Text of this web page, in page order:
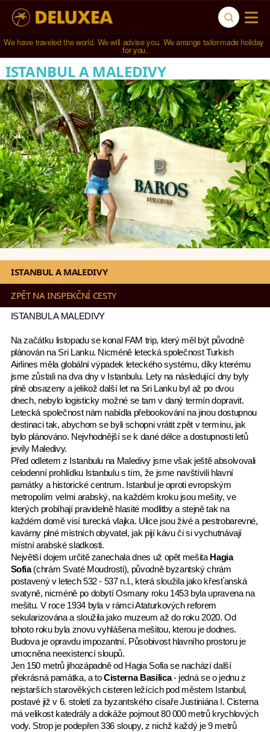
We have traveled the world. We will advise you. We arrange tailor-made holiday
for you.
ISTANBUL A MALEDIVY
ISTANBUL A MALEDIVY
ZPĚT NA INSPEKČNÍ CESTY
ISTANBUL A MALEDIVY
Na začátku listopadu se konal FAM trip, který měl být původně
plánován na Sri Lanku. Nicméně letecká společnost Turkish
Airlines měla globální výpadek leteckého systému, díky kterému
jsme zůstali na dva dny v Istanbulu. Lety na následující dny byly
plně obsazeny a jelikož další let na Sri Lanku byl až po dvou
dnech, nebylo logisticky možné se tam v daný termín dopravit.
Letecká společnost nám nabídla přebookování na jinou dostupnou
destinaci tak, abychom se byli schopni vrátit zpět v termínu, jak
bylo plánováno. Nejvhodnější se k dané délce a dostupnosti letů
jevily Maledivy.
Před odletem z Istanbulu na Maledivy jsme však ještě absolvovali
celodenní prohlídku Istanbulu s tím, že jsme navštívili hlavní
památky a historické centrum. Istanbul je oproti evropským
metropolím velmi arabský, na každém kroku jsou mešity, ve
kterých probíhají pravidelně hlasité modlitby a stejně tak na
každém domě visí turecká vlajka. Ulice jsou živé a pestrobarevné,
kavárny plné místních obyvatel, jak pijí kávu či si vychutnávají
místní arabské sladkosti.
Největší dojem určitě zanechala dnes už opět mešita Hagia
Sofia(chrám Svaté Moudrosti), původně byzantský chrám
postavený v letech 532 - 537 n.l., která sloužila jako křesťanská
svatyně, nicméně po dobytí Osmany roku 1453 byla upravena na
mešitu. V roce 1934 byla v rámci Ataturkových reforem
sekularizována a sloužila jako muzeum až do roku 2020. Od
tohoto roku byla znovu vyhlášena mešitou, kterou je dodnes.
Budova je opravdu impozantní. Působivost hlavního prostoru je
umocněna neexistencí sloupů.
Jen 150 metrů jihozápadně od Hagia Sofia se nachází další
překrásná památka, a toCisterna Basilica- jedná se o jednu z
nejstarších starověkých cisteren ležících pod městem Istanbul,
postavé již v 6. století za byzantského císaře Justiniána I. Cisterna
má velikost katedrály a dokáže pojmout 80 000 metrů krychlových
vody. Strop je podepřen 336 sloupy, z nichž každý je 9 metrů